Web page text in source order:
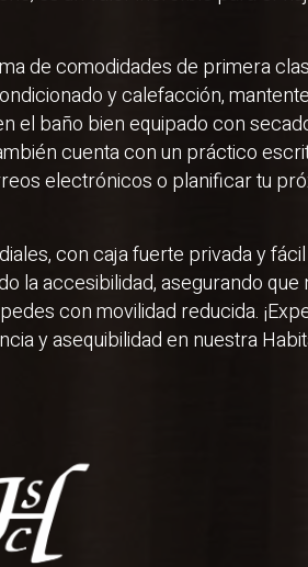
de comodidades de primera
y calefacción, mantente
el baño bien equipado con
cuenta con un práctico
electrónicos o planificar tu
con caja fuerte privada y
la accesibilidad, asegurando que
con movilidad reducida.
y asequibilidad en nuestra